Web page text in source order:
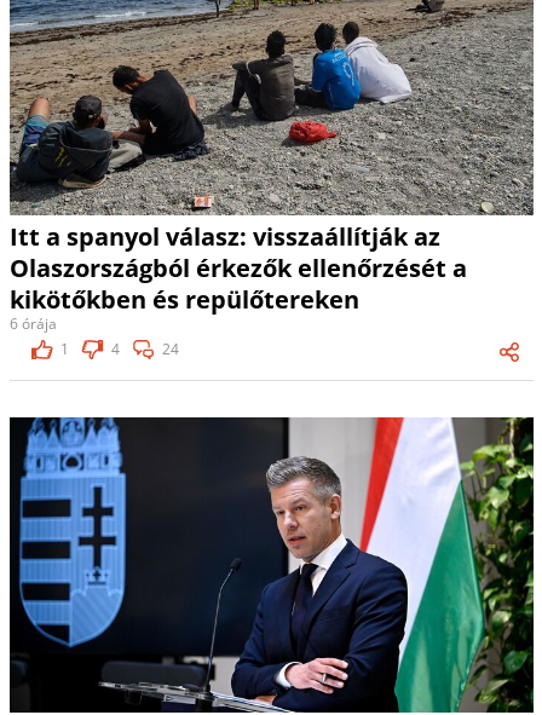
Itt a spanyol válasz: visszaállítják az
Olaszországból érkezők ellenőrzését a
kikötőkben és repülőtereken
6 órája
1
4 24